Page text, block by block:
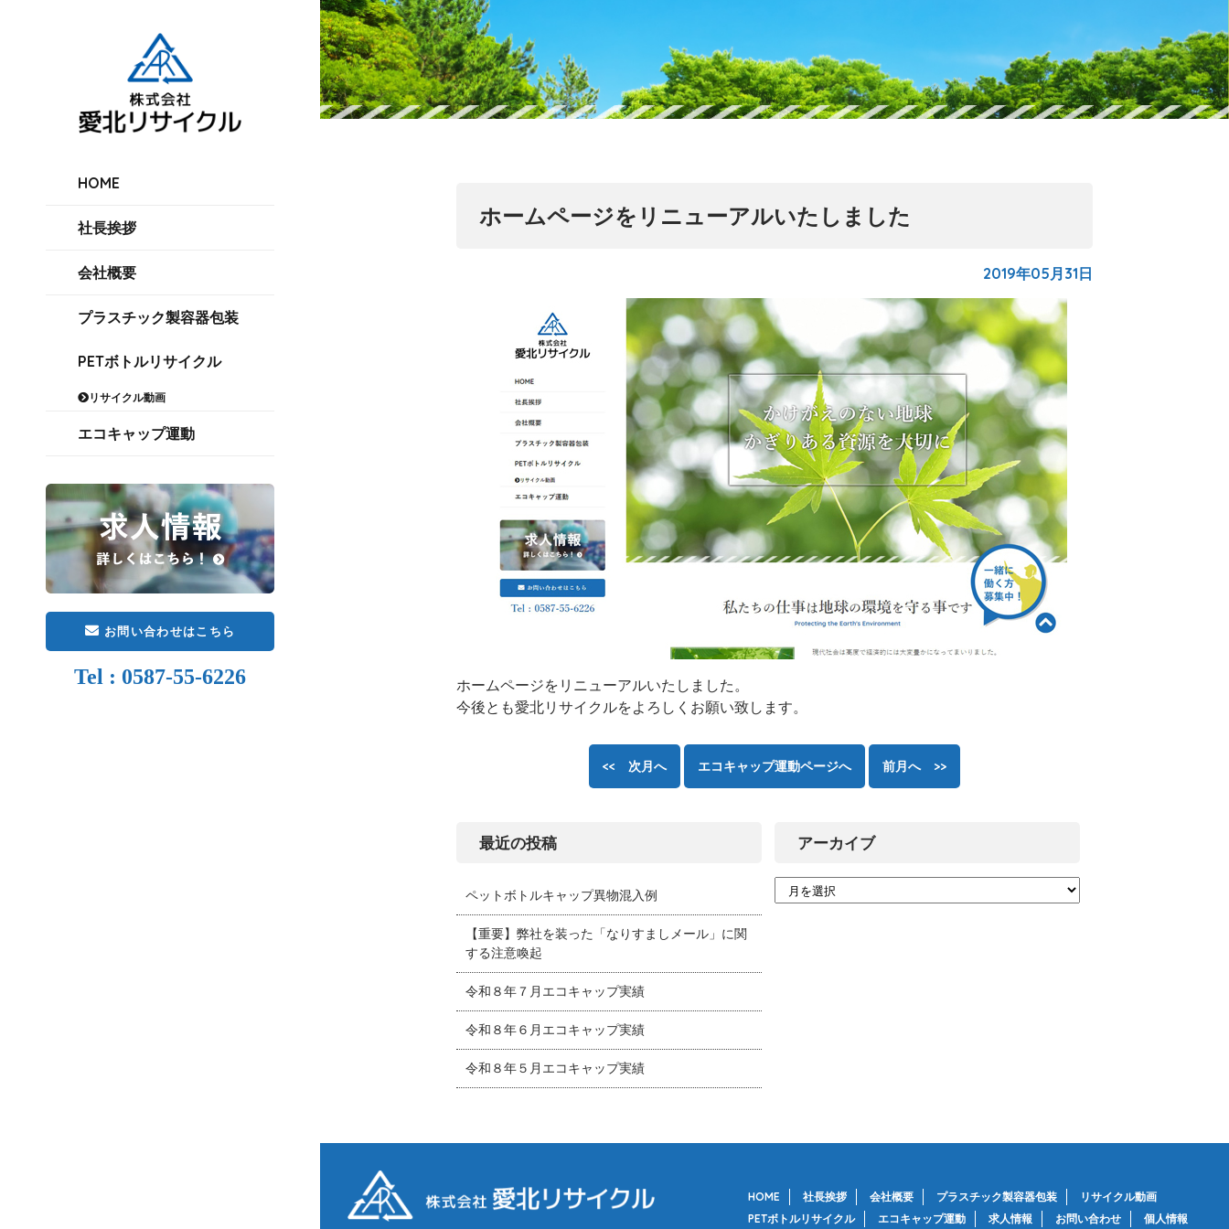
HOME
社長挨拶
会社概要
プラスチック製容器包装
PETボトルリサイクル
リサイクル動画
エコキャップ運動
お問い合わせはこちら
Tel : 0587-55-6226
ホームページをリニューアルいたしました
2019年05月31日
ホームページをリニューアルいたしました。
今後とも愛北リサイクルをよろしくお願い致します。
<< 次月へ エコキャップ運動ページへ 前月へ >>
最近の投稿
ペットボトルキャップ異物混入例
【重要】弊社を装った「なりすましメール」に関
する注意喚起
令和８年７月エコキャップ実績
令和８年６月エコキャップ実績
令和８年５月エコキャップ実績
アーカイブ
HOME 社長挨拶 会社概要 プラスチック製容器包装
リサイクル動画
PETボトルリサイクル
エコキャップ運動 求人情報 お問い合わせ 個人情報